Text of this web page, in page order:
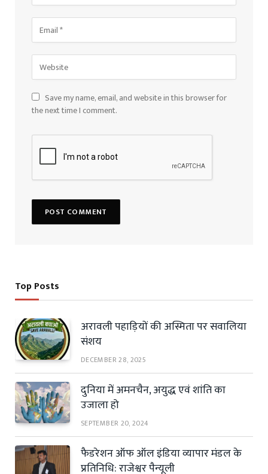
Save my name, email, and website in this browser for
the next time I comment.
Top Posts
अरावली पहाड़ियों की अस्मिता पर सवालिया
संशय
DECEMBER 28, 2025
दुनिया में अमनचैन, अयुद्ध एवं शांति का
उजाला हो
SEPTEMBER 20, 2024
फैडरेशन ऑफ ऑल इंडिया व्यापार मंडल के
प्रतिनिधि: राजेश्वर पैन्यूली